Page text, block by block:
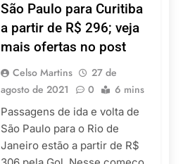
São Paulo para Curitiba
a partir de R$ 296; veja
mais ofertas no post
Celso Martins
27 de
agosto de 2021
0 6 mins
Passagens de ida e volta de
São Paulo para o Rio de
Janeiro estão a partir de R$